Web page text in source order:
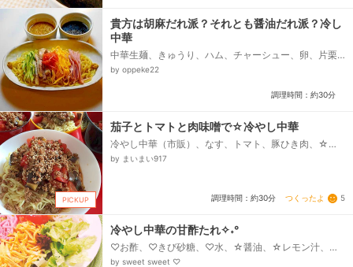
貴方は胡麻だれ派？それとも醤油だれ派？冷し
中華
中華生麺、きゅうり、ハム、チャーシュー、卵、片栗
粉（錦糸卵用）、水（錦糸卵用）、★ごまドレッシン
らスープの素・おろし生姜、★ラー油、☆醤油、☆
水・（米）酢、☆ごま油・みりん、☆レモン汁・鶏が
by oppeke22
調理時間：約30分
PICKUP
茄子とトマトと肉味噌で☆冷やし中華
冷やし中華（市販）、なす、トマト、豚ひき肉、☆味
噌、☆醤油、☆酒、☆みりん、☆砂糖、白ごま、ごま
by まいまい917
調理時間：約30分 つくったよ 5
冷やし中華の甘酢たれ✧˖°
♡お酢、♡きび砂糖、♡水、☆醤油、☆レモン汁、☆
ごま油、☆生姜チューブ
by sweet sweet ♡